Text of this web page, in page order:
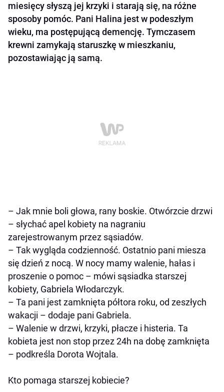
miesięcy słyszą jej krzyki i starają się, na różne
sposoby pomóc. Pani Halina jest w podeszłym
wieku, ma postępującą demencję. Tymczasem
krewni zamykają staruszkę w mieszkaniu,
pozostawiając ją samą.
– Jak mnie boli głowa, rany boskie. Otwórzcie drzwi
– słychać apel kobiety na nagraniu
zarejestrowanym przez sąsiadów.
– Tak wygląda codzienność. Ostatnio pani miesza
się dzień z nocą. W nocy mamy walenie, hałas i
proszenie o pomoc – mówi sąsiadka starszej
kobiety, Gabriela Włodarczyk.
– Ta pani jest zamknięta półtora roku, od zeszłych
wakacji – dodaje pani Gabriela.
– Walenie w drzwi, krzyki, płacze i histeria. Ta
kobieta jest non stop przez 24h na dobę zamknięta
– podkreśla Dorota Wojtala.
Kto pomaga starszej kobiecie?